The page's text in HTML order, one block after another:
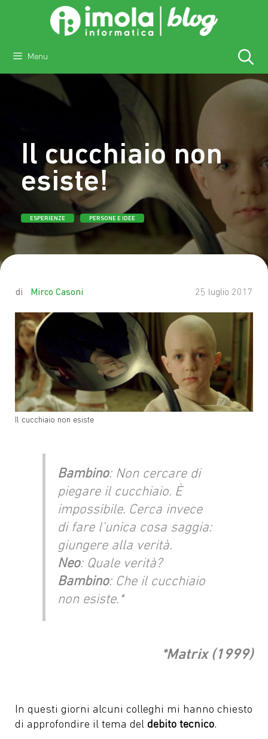
Menu
Il cucchiaio non
esiste!
ESPERIENZE PERSONE E IDEE
by Mirco Casoni 25 luglio 2017
Il cucchiaio non esiste
Bambino: Non cercare di
piegare il cucchiaio. È
impossibile. Cerca invece
di fare l’unica cosa saggia:
giungere alla verità.
Neo: Quale verità?
Bambino: Che il cucchiaio
non esiste. *
*Matrix (1999)
In questi giorni alcuni colleghi mi hanno chiesto
di approfondire il tema del debito tecnico.